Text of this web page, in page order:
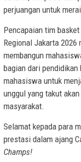
perjuangan untuk
Pencapaian tim
Regional Jakarta 2026
membangun
bagian dari
mahasiswa untuk
unggul yang takut
masyarakat.
Selamat kepada para
prestasi dalam ajang
Champs!